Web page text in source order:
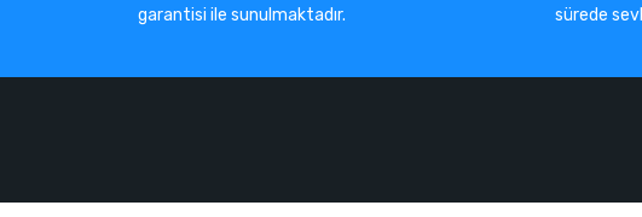
garantisi ile sunulmaktadır.
sürede